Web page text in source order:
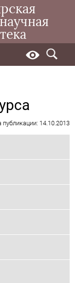
публикации: 14.10.2013